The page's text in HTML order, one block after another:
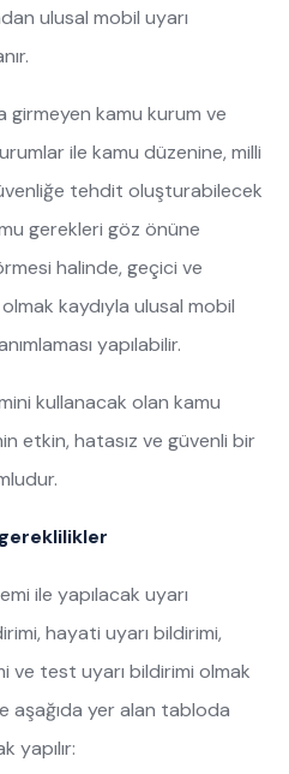
ulusal mobil uyarı
girmeyen kamu kurum ve
ile kamu düzenine, milli
tehdit oluşturabilecek
gerekleri göz önüne
halinde, geçici ve
kaydıyla ulusal mobil
yapılabilir.
kullanacak olan kamu
etkin, hatasız ve güvenli bir
ile yapılacak uyarı
hayati uyarı bildirimi,
ve test uyarı bildirimi olmak
aşağıda yer alan tabloda
yapılır: